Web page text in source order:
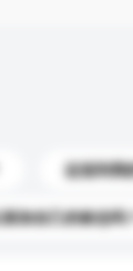
运送到我
加自己的标志吗？